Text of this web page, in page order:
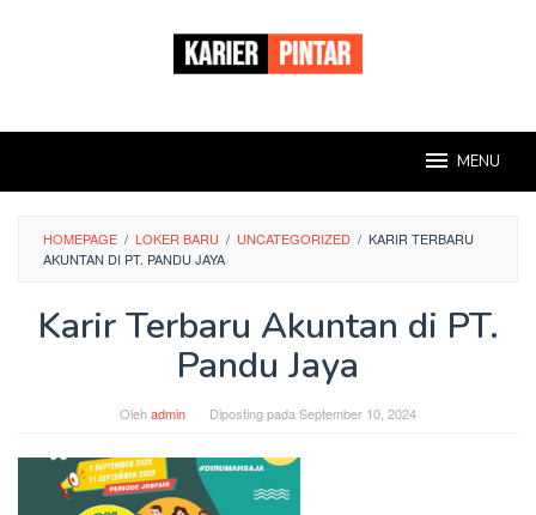
MENU
HOMEPAGE / LOKER BARU / UNCATEGORIZED / KARIR TERBARU
AKUNTAN DI PT. PANDU JAYA
Karir Terbaru Akuntan di PT.
Pandu Jaya
Olehadmin Diposting pada September 10, 2024